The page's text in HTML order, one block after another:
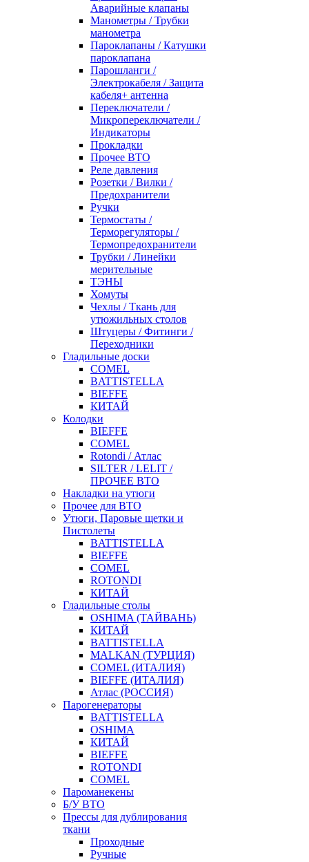
Аварийные клапаны
Манометры / Трубки
манометра
Пароклапаны / Катушки
пароклапана
Парошланги /
Электрокабеля / Защита
кабеля+ антенна
Переключатели /
Микропереключатели /
Индикаторы
Прокладки
Прочее ВТО
Реле давления
Розетки / Вилки /
Предохранители
Ручки
Термостаты /
Терморегуляторы /
Термопредохранители
Трубки / Линейки
мерительные
ТЭНЫ
Хомуты
Чехлы / Ткань для
утюжильных столов
Штуцеры / Фитинги /
Переходники
Гладильные доски
COMEL
BATTISTELLA
BIEFFE
КИТАЙ
Колодки
BIEFFE
COMEL
Rotondi / Атлас
SILTER / LELIT /
ПРОЧЕЕ ВТО
Накладки на утюги
Прочее для ВТО
Утюги, Паровые щетки и
Пистолеты
BATTISTELLA
BIEFFE
COMEL
ROTONDI
КИТАЙ
Гладильные столы
OSHIMA (ТАЙВАНЬ)
КИТАЙ
BATTISTELLA
MALKAN (ТУРЦИЯ)
COMEL (ИТАЛИЯ)
BIEFFE (ИТАЛИЯ)
Атлас (РОССИЯ)
Парогенераторы
BATTISTELLA
OSHIMA
КИТАЙ
BIEFFE
ROTONDI
COMEL
Пароманекены
Б/У ВТО
Прессы для дублирования
ткани
Проходные
Ручные